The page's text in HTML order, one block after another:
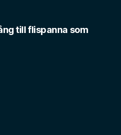
till flispanna som